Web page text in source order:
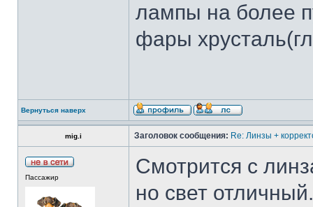
лампы на более
фары
Вернуться наверх
mig.i Заголовок сообщения: Re: Линзы +
Пассажир
Смотрится с
но свет